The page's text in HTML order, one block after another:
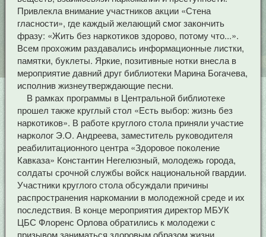
Привлекла внимание участников акции «Стена
гласности», где каждый желающий смог закончить
фразу: «Жить без наркотиков здорово, потому что...».
Всем прохожим раздавались информационные листки,
памятки, буклеты. Яркие, позитивные нотки внесла в
мероприятие давний друг библиотеки Марина Богачева,
исполнив жизнеутверждающие песни.
В рамках программы в Центральной библиотеке
прошел также круглый стол «Есть выбор: жизнь без
наркотиков». В работе круглого стола приняли участие
нарколог Э.О. Андреева, заместитель руководителя
реабилитационного центра «Здоровое поколение
Кавказа» Константин Негелюзный, молодежь города,
солдаты срочной службы войск национальной гвардии.
Участники круглого стола обсуждали причины
распространения наркомании в молодежной среде и их
последствия. В конце мероприятия директор МБУК
ЦБС Флоренс Орлова обратились к молодежи с
призывом заниматься здоровым образом жизни,